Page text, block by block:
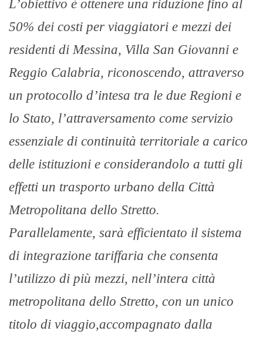
L’obiettivo è ottenere una riduzione fino al
50% dei costi per viaggiatori e mezzi dei
residenti di Messina, Villa San Giovanni e
Reggio Calabria, riconoscendo, attraverso
un protocollo d’intesa tra le due Regioni e
lo Stato, l’attraversamento come servizio
essenziale di continuità territoriale a carico
delle istituzioni e considerandolo a tutti gli
effetti un trasporto urbano della Città
Metropolitana dello Stretto.
Parallelamente, sarà efficientato il sistema
di integrazione tariffaria che consenta
l’utilizzo di più mezzi, nell’intera città
metropolitana dello Stretto, con un unico
titolo di viaggio,accompagnato dalla